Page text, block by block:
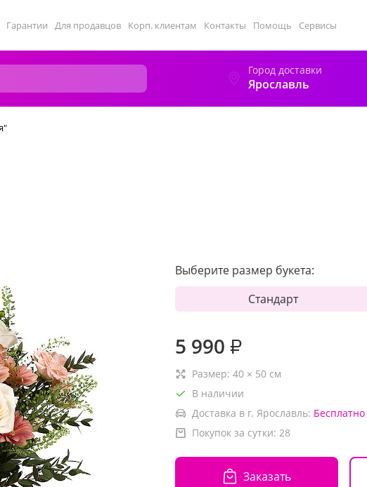
Гарантии Для продавцов Корп. клиентам Контакты Помощь Сервисы
Город доставки
Ярославль
Выберите размер букета:
Стандарт
5 990 ₽
Размер: 40 × 50 см
В наличии
Доставка в г. Ярославль: Бесплатно
Покупок за сутки: 28
Заказать